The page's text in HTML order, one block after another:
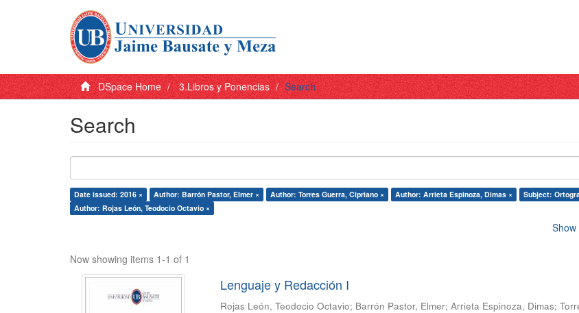
DSpace Home 3.Libros y Ponencias Search
Search
Date issued: 2016 × Author: Barrón Pastor, Elmer × Author: Torres Guerra, Cipriano × Author: Arrieta Espinoza, Dimas ×
Subject:
Author: Rojas León, Teodocio Octavio ×
Now showing items 1-1 of 1
Lenguaje y Redacción I
Rojas León, Teodocio Octavio; Barrón Pastor, Elmer;Arrieta Espinoza, Dimas;